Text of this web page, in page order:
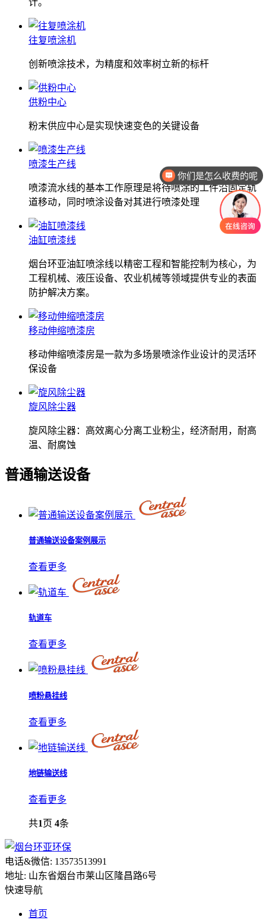
往复喷涂机
创新喷涂技术，为精度和效率树立新的标杆
供粉中心
粉末供应中心是实现快速变色的关键设备
喷漆生产线
喷漆流水线的基本工作原理是将待喷涂的工件沿固定轨
道移动，同时喷涂设备对其进行喷漆处理
油缸喷漆线
烟台环亚油缸喷涂线以精密工程和智能控制为核心，为
工程机械、液压设备、农业机械等领域提供专业的表面
防护解决方案。
移动伸缩喷漆房
移动伸缩喷漆房是一款为多场景喷涂作业设计的灵活环
保设备
旋风除尘器
旋风除尘器：高效离心分离工业粉尘，经济耐用，耐高
温、耐腐蚀
普通输送设备
普通输送设备案例展示
查看更多
轨道车
查看更多
喷粉悬挂线
查看更多
地链输送线
查看更多
共1页 4条
电话&微信: 13573513991
地址: 山东省烟台市莱山区隆昌路6号
快速导航
首页
你们是怎么收费的呢